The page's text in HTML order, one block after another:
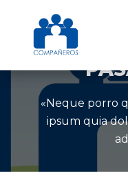
«Neque porro
ipsum quia